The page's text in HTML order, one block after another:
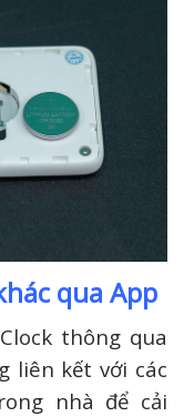
qua App
thông qua
liên kết với các
nhà để cải